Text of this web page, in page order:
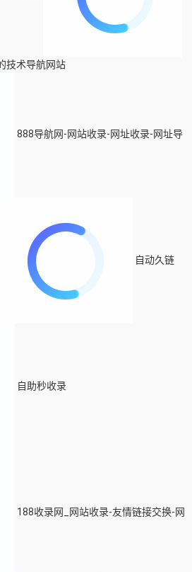
技术导航网站
888导航网-网站收录-网址收录-网址导
自动久链
自助秒收录
188收录网_网站收录-友情链接交换-网